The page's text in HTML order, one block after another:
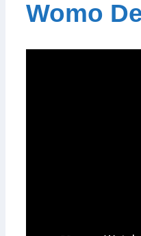
Womo